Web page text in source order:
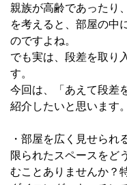
親族が高齢であったり
を考えると、部屋の中
のですよね。
でも実は、段差を取り
す。
今回は、「あえて段差
紹介したいと思います。
・部屋を広く見せられ
限られたスペースをど
むことありませんか？